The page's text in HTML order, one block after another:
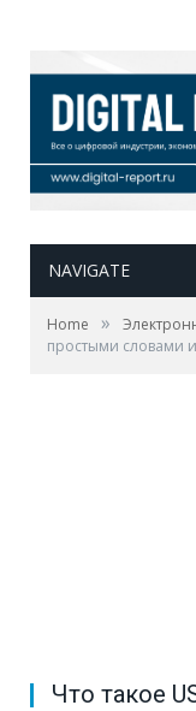
NAVIGATE
Home »
простыми словами и
Что такое